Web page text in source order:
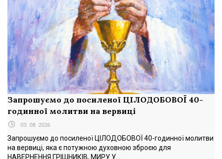
Запрошуємо до посиленої ЦІЛОДОБОВОЇ 40-
годинної молитви на вервиці
03. 08. 2026
Запрошуємо до посиленої ЦІЛОДОБОВОЇ 40-годинної молитви
на вервиці, яка є потужною духовною зброєю для
НАВЕРНЕННЯ ГРІШНИКІВ, МИРУ У...